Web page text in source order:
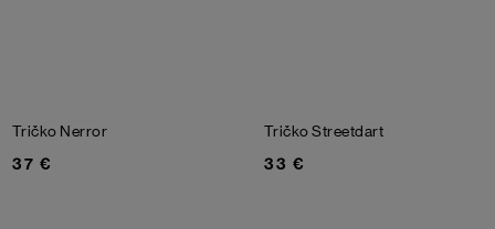
Tričko Nerror
37 €
Tričko Streetdart
33 €